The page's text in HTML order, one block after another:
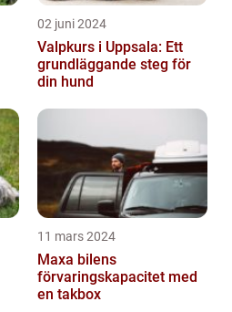
02 juni 2024
Valpkurs i Uppsala: Ett
grundläggande steg för
din hund
11 mars 2024
Maxa bilens
förvaringskapacitet med
en takbox